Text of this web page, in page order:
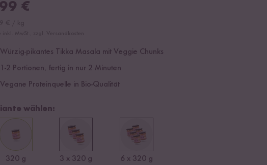
€
Würzig-pikantes Tikka Masala mit Veggie Chunks
1-2 Portionen, fertig in nur 2 Minuten
Vegane Proteinquelle in Bio-Qualität
wählen:
320 g 3 x 320 g 6 x 320 g